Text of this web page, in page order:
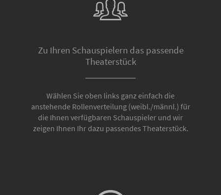
Zu Ihren Schauspielern das passende
Theaterstück
Wählen Sie oben links ganz einfach die
anstehende Rollenverteilung (weibl./männl.) für
die Ihnen verfügbaren Schauspieler und wir
zeigen Ihnen Ihr dazu passendes Theaterstück.